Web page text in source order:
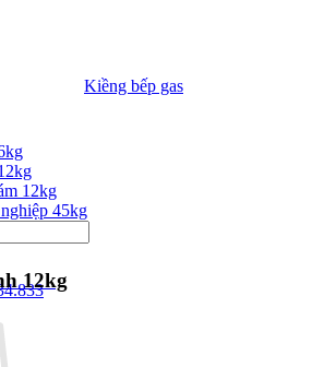
Kiềng bếp gas
12kg
45kg
12kg